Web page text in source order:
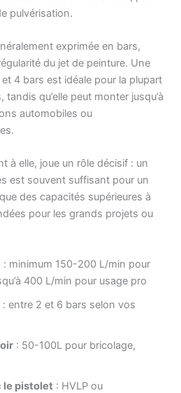
pulvérisation.
exprimée en bars,
du jet de peinture. Une
4 bars est idéale pour la plupart
qu’elle peut monter jusqu’à
automobiles ou
à elle, joue un rôle décisif : un
est souvent suffisant pour un
des capacités supérieures à
pour les grands projets ou
: minimum 150-200 L/min pour
400 L/min pour usage pro
: entre 2 et 6 bars selon vos
: 50-100L pour bricolage,
le pistolet : HVLP ou